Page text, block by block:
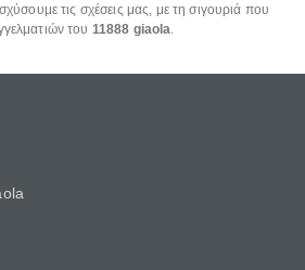
τις σχέσεις μας, με τη σιγουριά που
του 11888 giaola.